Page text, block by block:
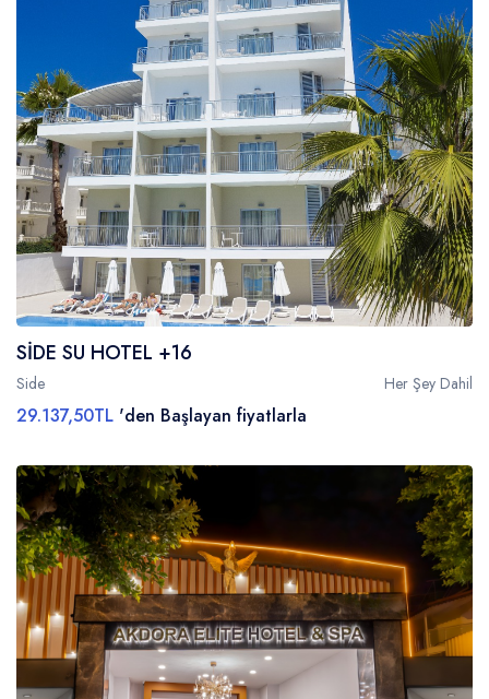
SİDE SU HOTEL +16
Side Her Şey Dahil
29.137,50TL 'den Başlayan fiyatlarla